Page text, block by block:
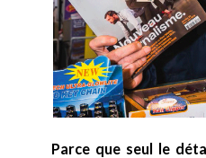
Parce que seul le